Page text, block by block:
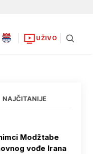
UŽIVO
NAJČITANIJE
Modžtabe
vođe Irana